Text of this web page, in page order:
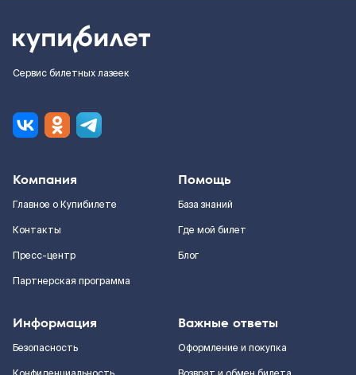
Сервис билетных лазеек
Компания
Главное о Купибилете
Контакты
Пресс-центр
Партнерская программа
Помощь
База знаний
Где мой билет
Блог
Информация
Безопасность
Важные ответы
Оформление и покупка